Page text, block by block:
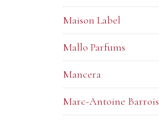
Maison Label
Mallo Parfums
Mancera
Marc-Antoine Barrois